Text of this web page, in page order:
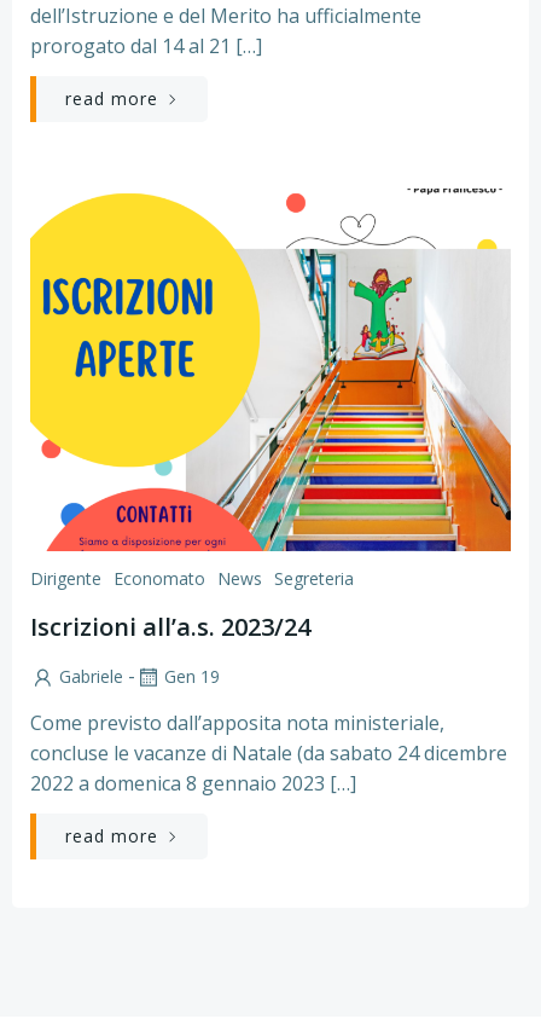
dell’Istruzione e del Merito ha ufficialmente
prorogato dal 14 al 21 […]
read more
Dirigente Economato News Segreteria
Iscrizioni all’a.s. 2023/24
Gabriele - Gen 19
Come previsto dall’apposita nota ministeriale,
concluse le vacanze di Natale (da sabato 24 dicembre
2022 a domenica 8 gennaio 2023 […]
read more